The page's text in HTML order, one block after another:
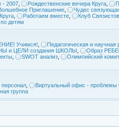
- 2007 Рождественские вечера Круга
Приглашение Чудес
Работаем вместе Клуб
детям
Учимся! Педагогическая и научная
и ЦЕЛИ создания ШКОЛЫ Образ
SWOT анализ Олимпийский
Виртуальный офис - проблемы
группа